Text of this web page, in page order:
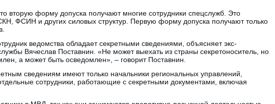
вторую форму допуска получают многие сотрудники спецслужб. Это
ФСИН и других силовых структур. Первую форму допуска получают только
ведомства обладает секретными сведениями, объясняет экс-
Вячеслав Поставнин. «Не может выехать из страны секретоноситель, но
а может быть осведомлен», – говорит Поставнин.
сведениям имеют только начальники региональных управлений,
сотрудники, работающие с секретными документами, включая